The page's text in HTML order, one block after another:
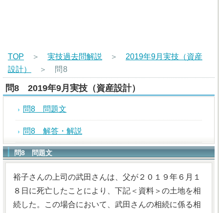
TOP ＞ 実技過去問解説 ＞ 2019年9月実技（資産
設計）
＞ 問8
問8 2019年9月実技（資産設計）
問8 問題文
問8 解答・解説
問8 問題文
裕子さんの上司の武田さんは、父が２０１９年６月１
８日に死亡したことにより、下記＜資料＞の土地を相
続した。この場合において、武田さんの相続に係る相